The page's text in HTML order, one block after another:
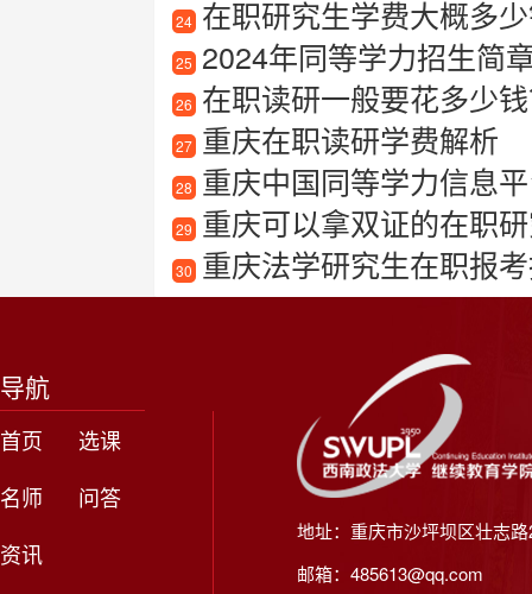
24 在职研究生学费大概多
25 2024年同等学力招生简章
26 在职读研一般要花多少
27 重庆在职读研学费解析
28 重庆中国同等学力信息
29 重庆可以拿双证的在职
30 重庆法学研究生在职报
导航
首页
选课
名师
问答
资讯
地址：重庆市沙坪坝区壮志
邮箱：485613@qq.com